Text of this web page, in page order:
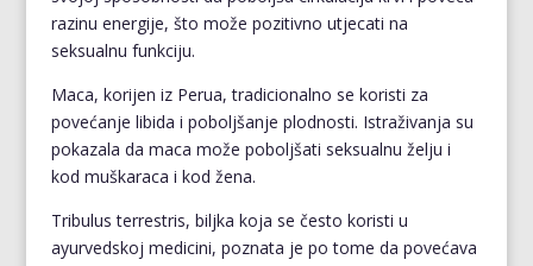
razinu energije, što može pozitivno utjecati na
seksualnu funkciju.
Maca, korijen iz Perua, tradicionalno se koristi za
povećanje libida i poboljšanje plodnosti. Istraživanja su
pokazala da maca može poboljšati seksualnu želju i
kod muškaraca i kod žena.
Tribulus terrestris, biljka koja se često koristi u
ayurvedskoj medicini, poznata je po tome da povećava